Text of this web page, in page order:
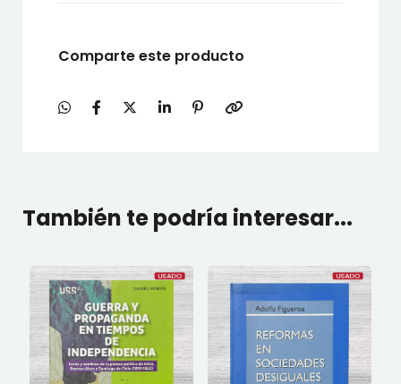
Comparte este producto
También te podría interesar...